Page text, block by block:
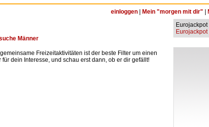
einloggen Mein "morgen mit dir"
Männer
Freizeitaktivitäten ist der beste Filter um einen
dein Interesse, und schau erst dann, ob er dir gefällt!
Eurojackpot